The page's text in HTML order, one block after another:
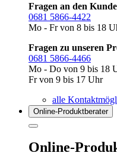
Fragen an den
0681 5866-4422
Mo - Fr von 8 bis 18
Fragen zu unseren
0681 5866-4466
Mo - Do von 9 bis 18
Fr von 9 bis 17 Uhr
alle
Online-Produkt­berater
Online-